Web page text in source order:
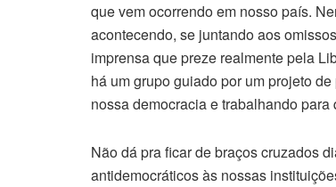
que vem ocorrendo em nosso país.
acontecendo, se juntando aos
imprensa que preze realmente pela
há um grupo guiado por um projeto
nossa democracia e trabalhando
Não dá pra ficar de braços cruzados
antidemocráticos às nossas